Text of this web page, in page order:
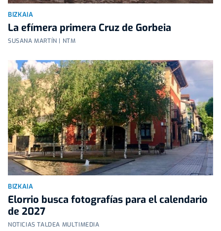
BIZKAIA
La efímera primera Cruz de Gorbeia
SUSANA MARTÍN | NTM
BIZKAIA
Elorrio busca fotografías para el calendario
de 2027
NOTICIAS TALDEA MULTIMEDIA